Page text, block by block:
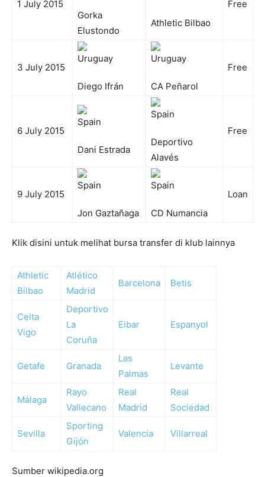
1 July 2015
Gorka
Elustondo
Athletic Bilbao
Free
3 July 2015
Diego Ifrán
CA Peñarol
Free
6 July 2015
Dani Estrada
Deportivo
Alavés
Free
9 July 2015
Jon Gaztañaga
CD Numancia
Loan
Klik disini untuk melihat bursa transfer di klub lainnya
Athletic
Bilbao
Atlético
Madrid
Barcelona Betis
Celta
Vigo
Deportivo
La
Coruña
Eibar Espanyol
Getafe Granada
Las
Palmas
Levante
Málaga
Rayo
Vallecano
Real
Madrid
Real
Sociedad
Sevilla
Sporting
Gijón
Valencia Villarreal
Sumber wikipedia.org